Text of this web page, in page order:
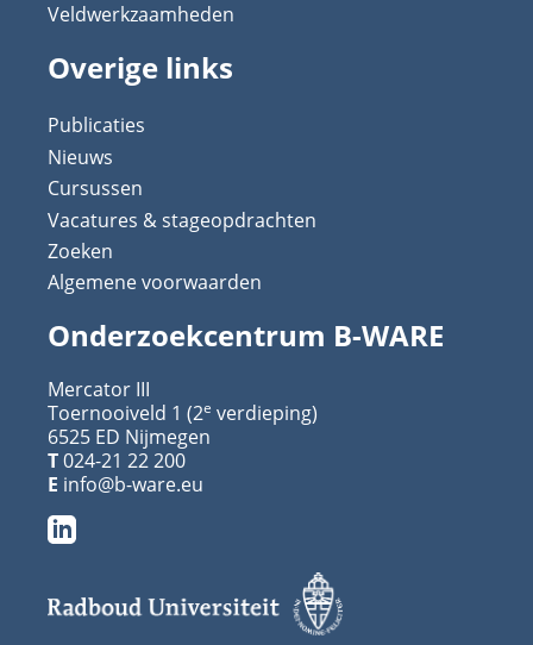
Veldwerkzaamheden
Overige links
Publicaties
Nieuws
Cursussen
Vacatures & stageopdrachten
Zoeken
Algemene voorwaarden
Onderzoekcentrum B-WARE
Mercator III
Toernooiveld 1 (2e verdieping)
6525 ED Nijmegen
T024-21 22 200
E info@b-ware.eu